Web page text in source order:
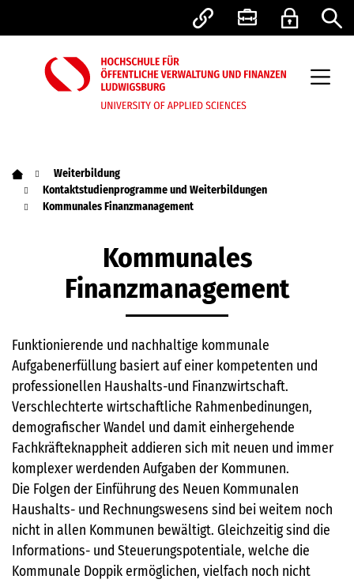
Weiterbildung
Kontaktstudienprogramme und Weiterbildungen
Kommunales Finanzmanagement
Kommunales
Finanzmanagement
Funktionierende und nachhaltige kommunale
Aufgabenerfüllung basiert auf einer kompetenten und
professionellen Haushalts-und Finanzwirtschaft.
Verschlechterte wirtschaftliche Rahmenbedinungen,
demografischer Wandel und damit einhergehende
Fachkräfteknappheit addieren sich mit neuen und immer
komplexer werdenden Aufgaben der Kommunen.
Die Folgen der Einführung des Neuen Kommunalen
Haushalts- und Rechnungswesens sind bei weitem noch
nicht in allen Kommunen bewältigt. Gleichzeitig sind die
Informations- und Steuerungspotentiale, welche die
Kommunale Doppik ermöglichen, vielfach noch nicht